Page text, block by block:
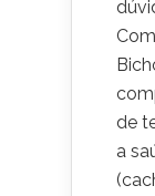
de
a